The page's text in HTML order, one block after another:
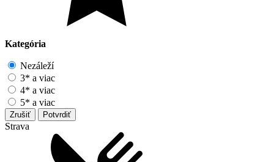
Kategória
Nezáleží
3* a viac
4* a viac
5* a viac
Zrušiť Potvrdiť
Strava